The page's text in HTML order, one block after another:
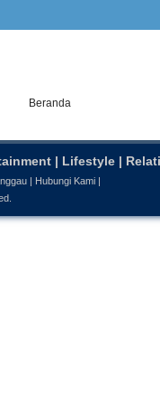
Beranda
| Lifestyle |
Hubungi Kami